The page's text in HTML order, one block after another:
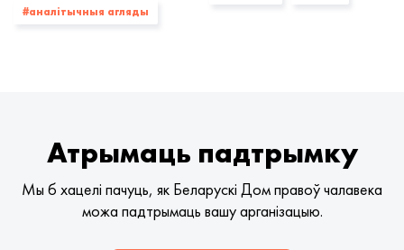
#аналітычныя агляды
Атрымаць падтрымку
Мы б хацелі пачуць, як Беларускі Дом правоў чалавека
можа падтрымаць вашу арганізацыю.